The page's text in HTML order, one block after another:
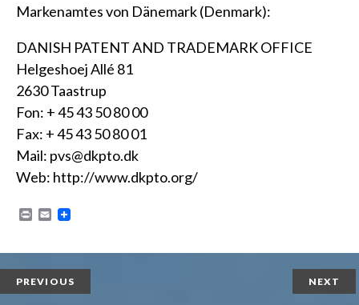
Markenamtes von Dänemark (Denmark):
DANISH PATENT AND TRADEMARK OFFICE
Helgeshoej Allé 81
2630 Taastrup
Fon: + 45 43 50 80 00
Fax: + 45 43 50 80 01
Mail: pvs@dkpto.dk
Web: http://www.dkpto.org/
P
n
t
E
i
l
PREVIOUS NEXT